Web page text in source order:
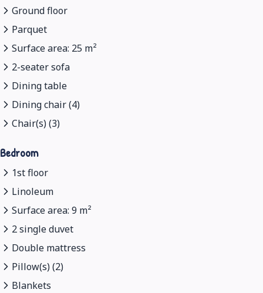
Ground floor
Parquet
Surface area: 25 m²
2-seater sofa
Dining table
Dining chair (4)
Chair(s) (3)
Bedroom
1st floor
Linoleum
Surface area: 9 m²
2 single duvet
Double mattress
Pillow(s) (2)
Blankets